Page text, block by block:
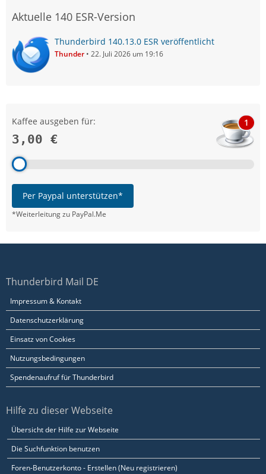
Aktuelle 140 ESR-Version
Thunderbird 140.13.0 ESR veröffentlicht
Thunder 22. Juli 2026 um 19:16
Kaffee ausgeben für:
3,00 €
1
Per Paypal unterstützen*
*Weiterleitung zu PayPal.Me
Thunderbird Mail DE
Impressum & Kontakt
Datenschutzerklärung
Einsatz von Cookies
Nutzungsbedingungen
Spendenaufruf für Thunderbird
Hilfe zu dieser Webseite
Übersicht der Hilfe zur Webseite
Die Suchfunktion benutzen
Foren-Benutzerkonto - Erstellen (Neu registrieren)